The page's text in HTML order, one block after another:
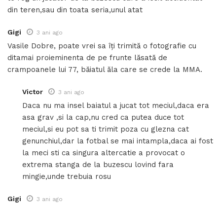
din teren,sau din toata seria,unul atat
Gigi 3 ani ago
Vasile Dobre, poate vrei sa îți trimită o fotografie cu
ditamai proieminenta de pe frunte lăsată de
crampoanele lui 77, băiatul ăla care se crede la MMA.
Victor 3 ani ago
Daca nu ma insel baiatul a jucat tot meciul,daca era
asa grav ,si la cap,nu cred ca putea duce tot
meciul,si eu pot sa ti trimit poza cu glezna cat
genunchiul,dar la fotbal se mai intampla,daca ai fost
la meci sti ca singura altercatie a provocat o
extrema stanga de la buzescu lovind fara
mingie,unde trebuia rosu
Gigi 3 ani ago